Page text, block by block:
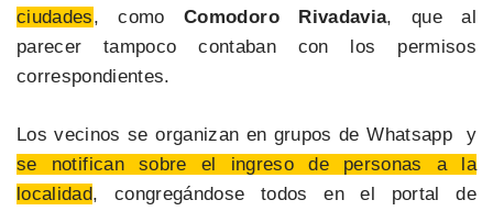
ciudades, comoComodoro Rivadavia, que al
parecer tampoco contaban con los permisos
correspondientes.
Los vecinos se organizan en grupos de Whatsapp y
se notifican sobre el ingreso de personas a la
localidad, congregándose todos en el portal de